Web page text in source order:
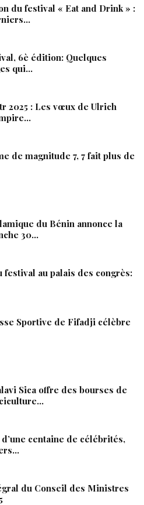
du festival « Eat and Drink » :
6è édition: Quelques
qui…
2025 : Les vœux de Ulrich
de magnitude 7, 7 fait plus de
du Bénin annonce la
30…
festival au palais des congrès:
Sportive de Fifadji célèbre
Sica offre des bourses de
d’une centaine de célébrités,
du Conseil des Ministres